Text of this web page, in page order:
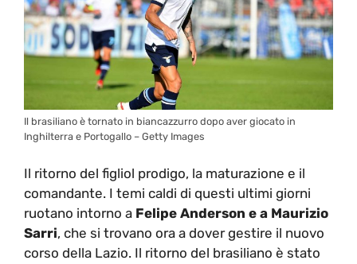
Il brasiliano è tornato in biancazzurro dopo aver giocato in
Inghilterra e Portogallo – Getty Images
Il ritorno del figliol prodigo, la maturazione e il
comandante. I temi caldi di questi ultimi giorni
ruotano intorno a Felipe Anderson e a Maurizio
Sarri, che si trovano ora a dover gestire il nuovo
corso della Lazio. Il ritorno del brasiliano è stato